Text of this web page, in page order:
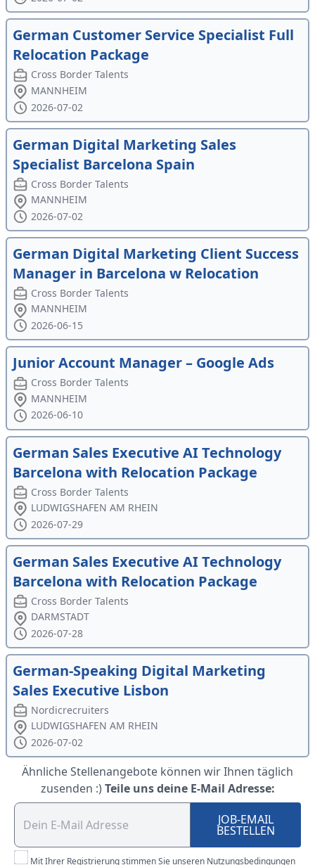
German Customer Service Specialist Full
Relocation Package
Cross Border Talents
MANNHEIM
2026-07-02
German Digital Marketing Sales
Specialist Barcelona Spain
Cross Border Talents
MANNHEIM
2026-07-02
German Digital Marketing Client Success
Manager in Barcelona w Relocation
Cross Border Talents
MANNHEIM
2026-06-15
Junior Account Manager – Google Ads
Cross Border Talents
MANNHEIM
2026-06-10
German Sales Executive AI Technology
Barcelona with Relocation Package
Cross Border Talents
LUDWIGSHAFEN AM RHEIN
2026-07-29
German Sales Executive AI Technology
Barcelona with Relocation Package
Cross Border Talents
DARMSTADT
2026-07-28
German-Speaking Digital Marketing
Sales Executive Lisbon
Nordicrecruiters
LUDWIGSHAFEN AM RHEIN
2026-07-02
Ähnliche Stellenangebote können wir Ihnen täglich
zusenden :) Teile uns deine E-Mail Adresse:
JOB-EMAIL
BESTELLEN
Mit Ihrer Registrierung stimmen Sie unseren Nutzungsbedingungen